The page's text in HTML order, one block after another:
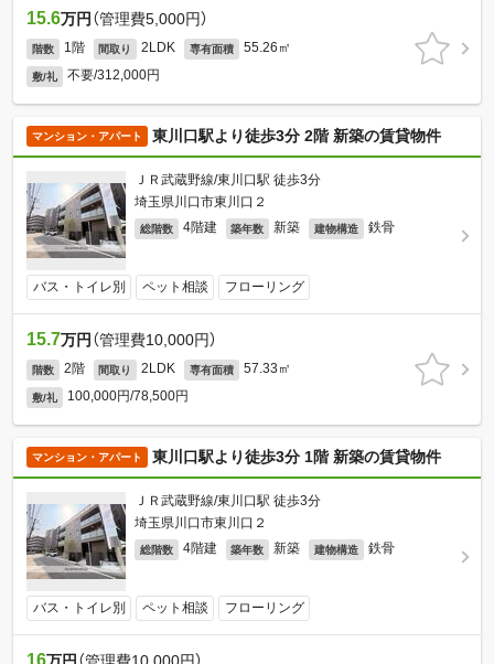
15.6万円 （管理費5,000円）
階数 1階 間取り 2LDK 専有面積 55.26㎡
敷/礼 不要/312,000円
マンション・アパート 東川口駅より徒歩3分 2階 新築の賃貸物件
ＪＲ武蔵野線/東川口駅 徒歩3分
埼玉県川口市東川口２
総階数 4階建 築年数 新築 建物構造 鉄骨
バス・トイレ別 ペット相談 フローリング
15.7万円 （管理費10,000円）
階数 2階 間取り 2LDK 専有面積 57.33㎡
敷/礼 100,000円/78,500円
マンション・アパート 東川口駅より徒歩3分 1階 新築の賃貸物件
ＪＲ武蔵野線/東川口駅 徒歩3分
埼玉県川口市東川口２
総階数 4階建 築年数 新築 建物構造 鉄骨
バス・トイレ別 ペット相談 フローリング